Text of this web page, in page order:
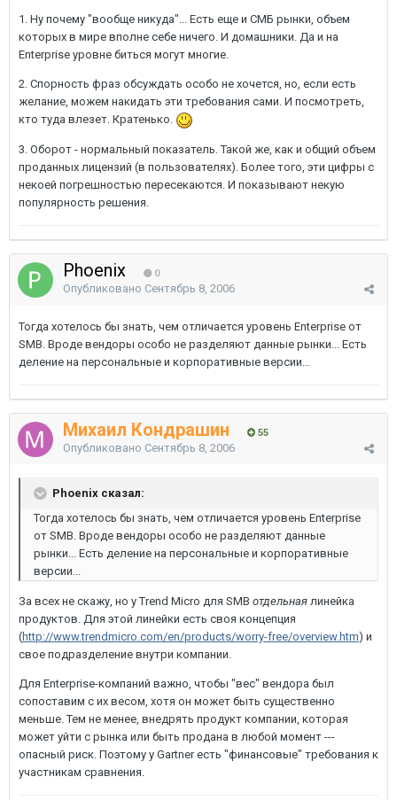
1. Ну почему "вообще никуда"... Есть еще и СМБ рынки, объем
которых в мире вполне себе ничего. И домашники. Да и на
Enterprise уровне биться могут многие.
2. Спорность фраз обсуждать особо не хочется, но, если есть
желание, можем накидать эти требования сами. И посмотреть,
кто туда влезет. Кратенько.
3. Оборот - нормальный показатель. Такой же, как и общий объем
проданных лицензий (в пользователях). Более того, эти цифры с
некоей погрешностью пересекаются. И показывают некую
популярность решения.
Phoenix 0
Опубликовано Сентябрь 8, 2006
Тогда хотелось бы знать, чем отличается уровень Enterprise от
SMB. Вроде вендоры особо не разделяют данные рынки... Есть
деление на персональные и корпоративные версии...
Михаил Кондрашин 55
Опубликовано Сентябрь 8, 2006
Phoenix сказал:
Тогда хотелось бы знать, чем отличается уровень Enterprise
от SMB. Вроде вендоры особо не разделяют данные
рынки... Есть деление на персональные и корпоративные
версии...
За всех не скажу, но у Trend Micro для SMB отдельная линейка
продуктов. Для этой линейки есть своя концепция
(http://www.trendmicro.com/en/products/worry-free/overview.htm) и
свое подразделение внутри компании.
Для Enterprise-компаний важно, чтобы "вес" вендора был
сопоставим с их весом, хотя он может быть существенно
меньше. Тем не менее, внедрять продукт компании, которая
может уйти с рынка или быть продана в любой момент ---
опасный риск. Поэтому у Gartner есть "финансовые" требования к
участникам сравнения.